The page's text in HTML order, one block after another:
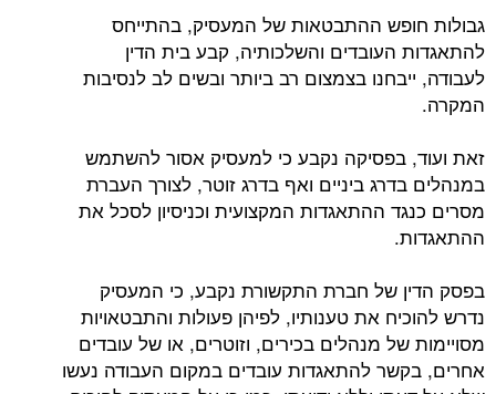
גבולות חופש ההתבטאות של המעסיק, בהתייחס
להתאגדות העובדים והשלכותיה, קבע בית הדין
לעבודה, ייבחנו בצמצום רב ביותר ובשים לב לנסיבות
המקרה.
זאת ועוד, בפסיקה נקבע כי למעסיק אסור להשתמש
במנהלים בדרג ביניים ואף בדרג זוטר, לצורך העברת
מסרים כנגד ההתאגדות המקצועית וכניסיון לסכל את
ההתאגדות.
בפסק הדין של חברת התקשורת נקבע, כי המעסיק
נדרש להוכיח את טענותיו, לפיהן פעולות והתבטאויות
מסויימות של מנהלים בכירים, וזוטרים, או של עובדים
אחרים, בקשר להתאגדות עובדים במקום העבודה נעשו